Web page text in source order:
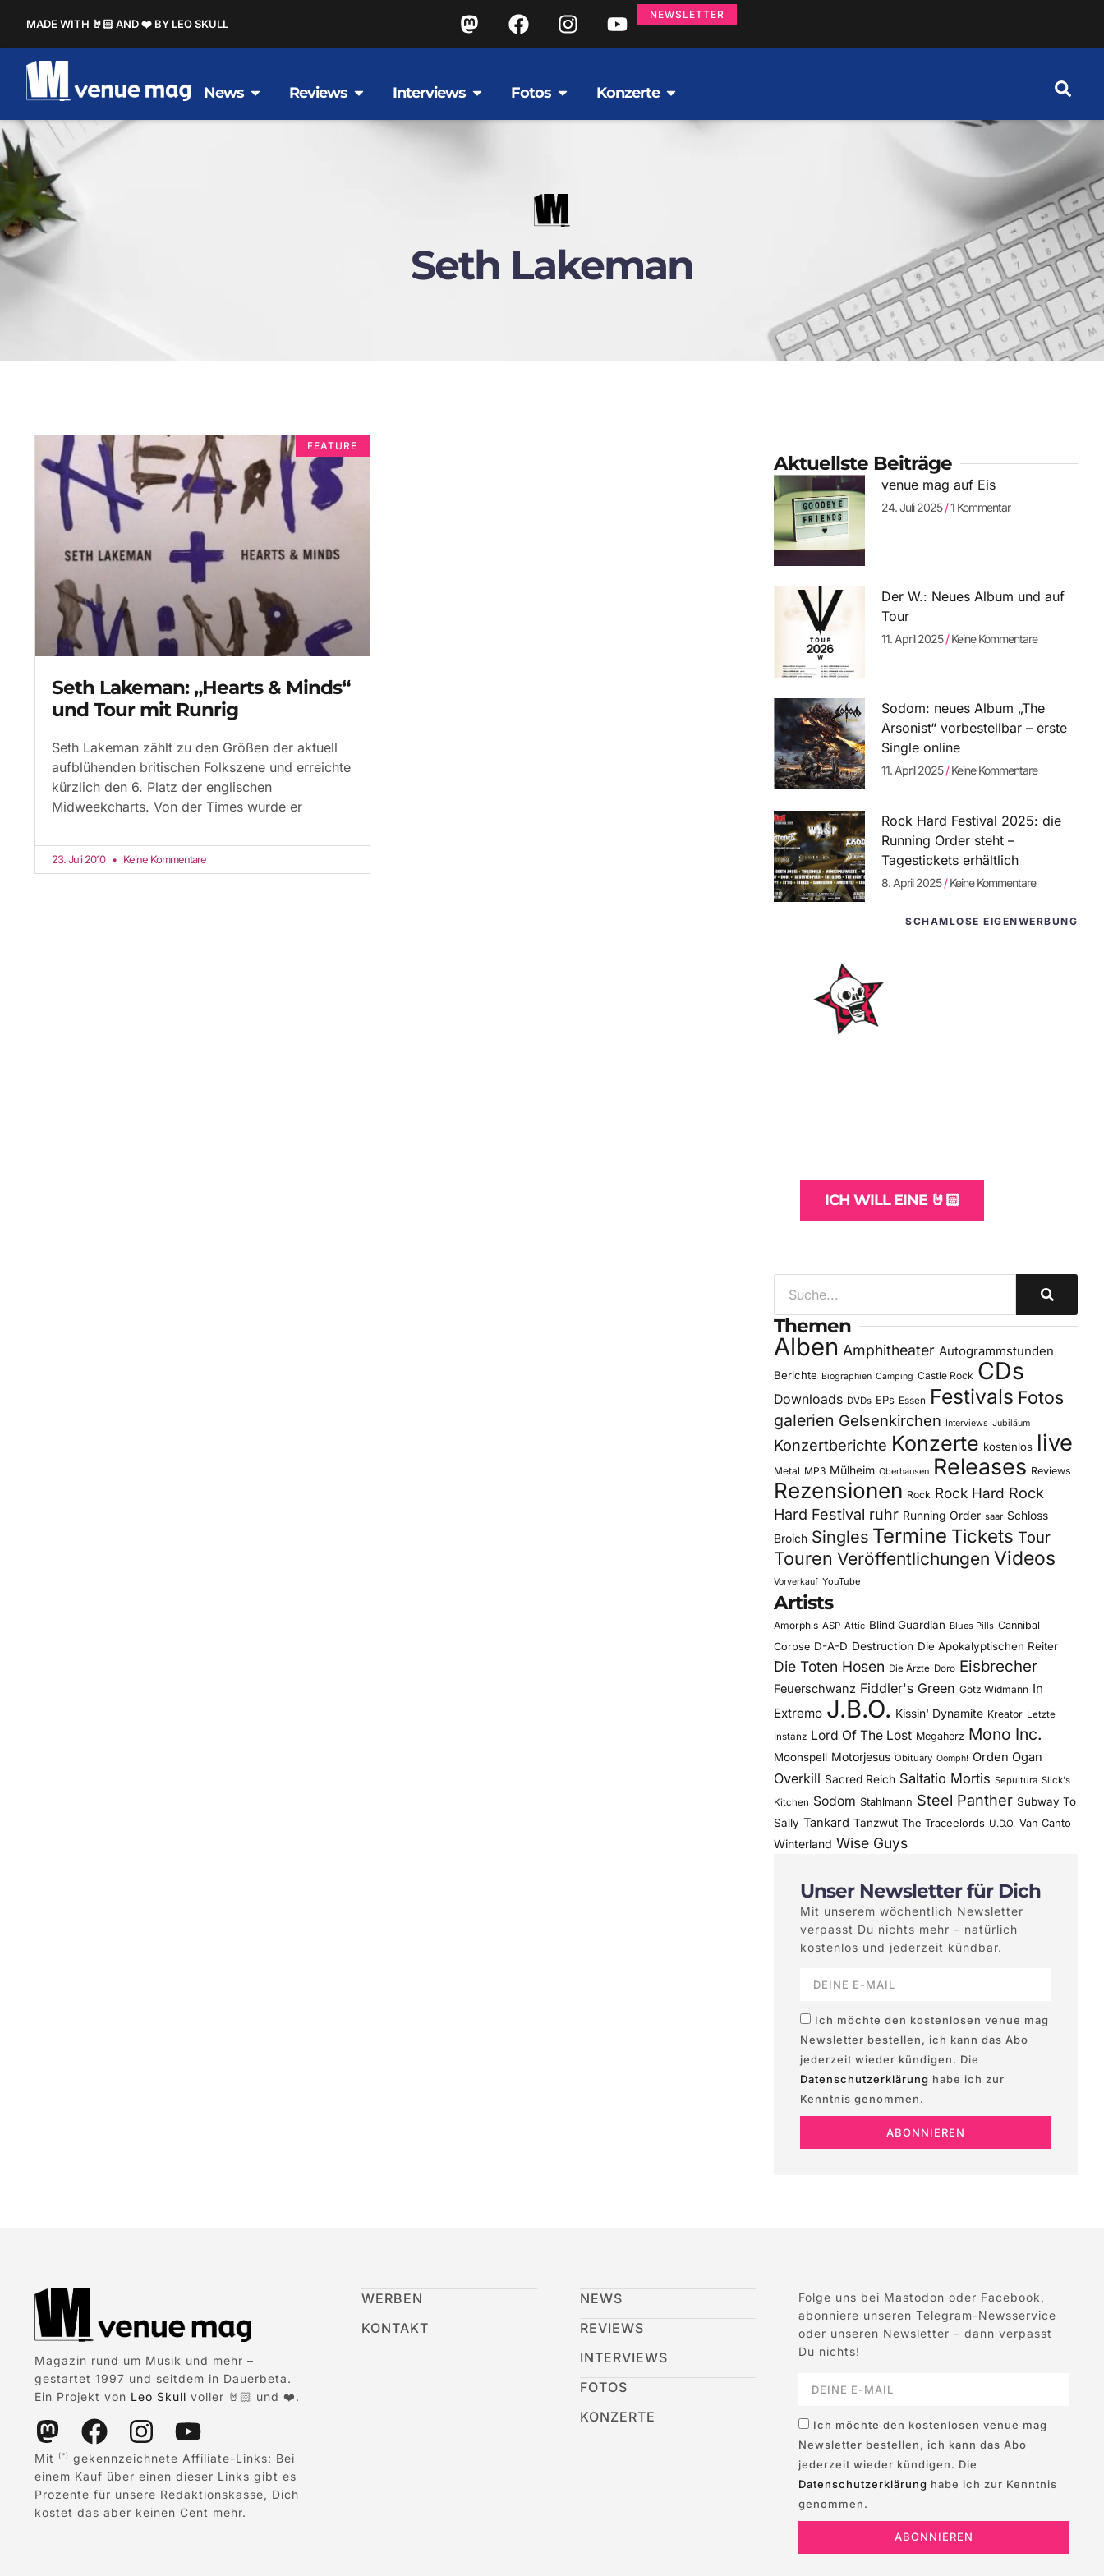
MADE WITH 🤘🏻 AND ❤️ BY LEO SKULL
NEWSLETTER
News Reviews Interviews Fotos Konzerte
Seth Lakeman
FEATURE
Seth Lakeman: „Hearts & Minds“
und Tour mit Runrig
Seth Lakeman zählt zu den Größen der aktuell
aufblühenden britischen Folkszene und erreichte
kürzlich den 6. Platz der englischen
Midweekcharts. Von der Times wurde er
23. Juli 2010 Keine Kommentare
Aktuellste Beiträge
venue mag auf Eis
24. Juli 2025 1 Kommentar
Der W.: Neues Album und auf
Tour
11. April 2025 Keine Kommentare
Sodom: neues Album „The
Arsonist“ vorbestellbar – erste
Single online
11. April 2025 Keine Kommentare
Rock Hard Festival 2025: die
Running Order steht –
Tagestickets erhältlich
8. April 2025 Keine Kommentare
SCHAMLOSE EIGENWERBUNG
ICH WILL EINE 🤘🏻
Themen
Alben Amphitheater Autogrammstunden
Berichte Biographien Camping Castle Rock CDs
Downloads DVDs EPs Essen Festivals Fotos
galerien Gelsenkirchen Interviews Jubiläum
Konzertberichte Konzerte kostenlos live
Metal MP3 Mülheim Oberhausen Releases Reviews
Rezensionen Rock Rock Hard Rock
Hard Festival ruhr Running Order saar Schloss
Broich Singles Termine Tickets Tour
Touren Veröffentlichungen Videos
Vorverkauf YouTube
Artists
Amorphis ASP Attic Blind Guardian Blues Pills Cannibal
Corpse D-A-D Destruction Die Apokalyptischen Reiter
Die Toten Hosen Die Ärzte Doro Eisbrecher
Feuerschwanz Fiddler's Green Götz Widmann In
Extremo J.B.O. Kissin' Dynamite Kreator Letzte
Instanz Lord Of The Lost Megaherz Mono Inc.
Moonspell Motorjesus Obituary Oomph! Orden Ogan
Overkill Sacred Reich Saltatio Mortis Sepultura Slick's
Kitchen Sodom Stahlmann Steel Panther Subway To
Sally Tankard Tanzwut The Traceelords U.D.O. Van Canto
Winterland Wise Guys
Unser Newsletter für Dich
Mit unserem wöchentlich Newsletter
verpasst Du nichts mehr – natürlich
kostenlos und jederzeit kündbar.
Ich möchte den kostenlosen venue mag
Newsletter bestellen, ich kann das Abo
jederzeit wieder kündigen. Die
Datenschutzerklärung habe ich zur
Kenntnis genommen.
ABONNIEREN
Magazin rund um Musik und mehr –
gestartet 1997 und seitdem in Dauerbeta.
Ein Projekt von Leo Skull voller 🤘🏻 und ❤️.
Mit (*)
gekennzeichnete Affiliate-Links: Bei
einem Kauf über einen dieser Links gibt es
Prozente für unsere Redaktionskasse, Dich
kostet das aber keinen Cent mehr.
WERBEN
KONTAKT
NEWS
REVIEWS
INTERVIEWS
FOTOS
KONZERTE
Folge uns bei Mastodon oder Facebook,
abonniere unseren Telegram-Newsservice
oder unseren Newsletter – dann verpasst
Du nichts!
Ich möchte den kostenlosen venue mag
Newsletter bestellen, ich kann das Abo
jederzeit wieder kündigen. Die
Datenschutzerklärung habe ich zur Kenntnis
genommen.
ABONNIEREN